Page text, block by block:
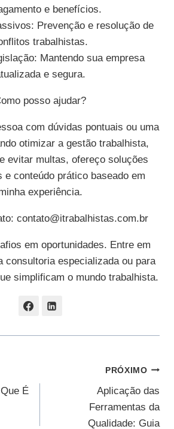
e benefícios.
Prevenção e resolução de
trabalhistas.
Mantendo sua empresa
e segura.
posso ajudar?
com dúvidas pontuais ou uma
otimizar a gestão trabalhista,
evitar multas, ofereço soluções
e conteúdo prático baseado em
experiência.
contato@itrabalhistas.com.br
em oportunidades. Entre em
consultoria especializada ou para
simplificam o mundo trabalhista.
É
PRÓXIMO
Aplicação das
Ferramentas da
Qualidade: Guia